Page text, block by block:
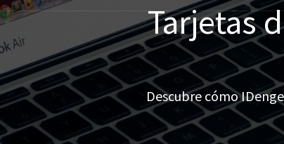
Tarjetas
Descubre cómo